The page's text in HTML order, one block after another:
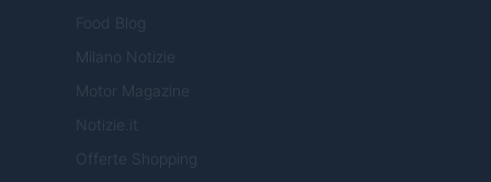
Food Blog
Milano Notizie
Motor Magazine
Notizie.it
Offerte Shopping